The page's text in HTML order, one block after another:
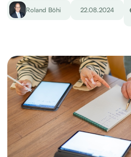
Roland Böhi 22.08.2024